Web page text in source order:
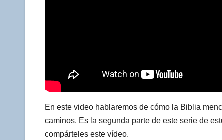
En este video hablaremos de cómo la Biblia
caminos. Es la segunda parte de este serie de
compárteles este vídeo.